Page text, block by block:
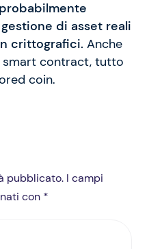
di asset reali
crittografici. Anche
smart contract, tutto
coin.
pubblicato. I campi
con *